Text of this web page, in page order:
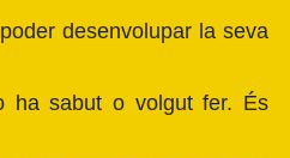
desenvolupar la seva
ha sabut o volgut fer. És